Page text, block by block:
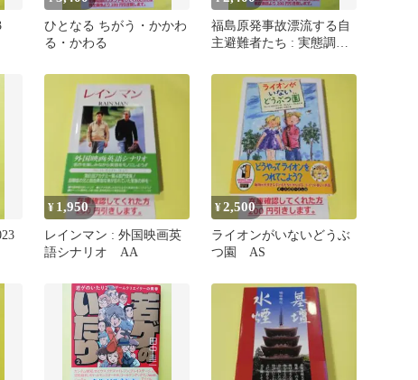
ひとなる ちがう・かかわ
る・かわる
福島原発事故漂流する自
主避難者たち : 実態調査
援のあり方
¥ 1,950
レインマン : 外国映画英
語シナリオ AA
¥2,500
ライオンがいないどうぶ
つ園 AS